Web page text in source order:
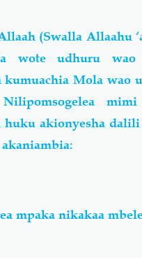
(Swalla Allaahu
wote udhuru wao
kumuachia Mola wao
huku akionyesha
mpaka nikakaa